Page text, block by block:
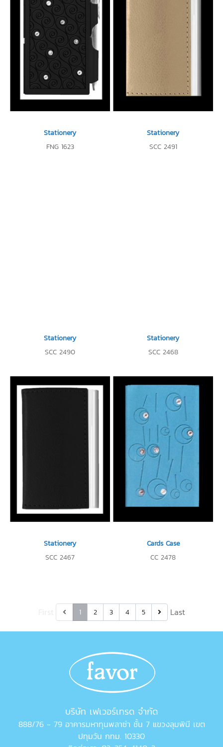
Stationery
FNG 1623
Stationery
SCC 2491
Stationery
SCC 2490
Stationery
SCC 2468
Stationery
SCC 2467
Cards Case
CC 2478
1 2 3 4 5 Last
บริษัท เฟเวอร์เทรด จำกัด
888/76 - 79 อาคารมหาทุนพลาซ่า ชั้น 7 แขวงลุมพินี เขต
ปทุมวัน กทม. 10330